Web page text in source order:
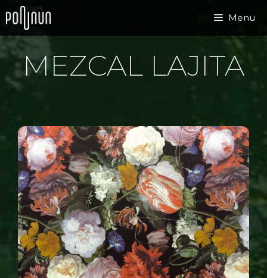
Přeskočit
na
obsah
Menu
MEZCAL LAJITA